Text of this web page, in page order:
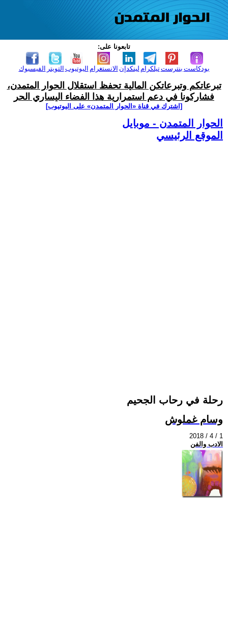
تابعونا على:
الفيسبوك التويتر اليوتيوب الانستغرام لينكدإن تيلكرامبنترست بودكاست
تبرعاتكم وتبرعاتكن المالية تحفظ استقلال الحوار المتمدن،
فشاركونا في دعم استمرارية هذا الفضاء اليساري الحر
[اشترك في قناة ‫«الحوار المتمدن» على اليوتيوب]
الحوار المتمدن - موبايل
الموقع الرئيسي
رحلة في رحاب الجحيم
وسام غملوش
2018 / 4 / 1
الادب والفن